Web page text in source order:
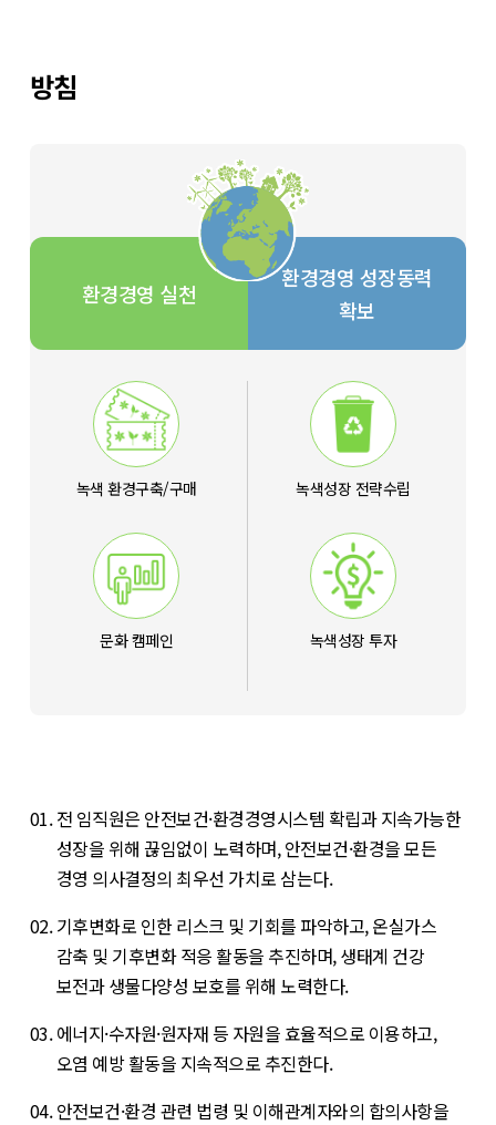
방침
환경경영 실천
환경경영 성장동력
확보
녹색 환경구축/구매
문화 캠페인
녹색성장 전략수립
녹색성장 투자
전 임직원은 안전보건·환경경영시스템 확립과 지속가능한
성장을 위해 끊임없이 노력하며, 안전보건·환경을 모든
경영 의사결정의 최우선 가치로 삼는다.
기후변화로 인한 리스크 및 기회를 파악하고, 온실가스
감축 및 기후변화 적응 활동을 추진하며, 생태계 건강
보전과 생물다양성 보호를 위해 노력한다.
에너지·수자원·원자재 등 자원을 효율적으로 이용하고,
오염 예방 활동을 지속적으로 추진한다.
안전보건·환경 관련 법령 및 이해관계자와의 합의사항을